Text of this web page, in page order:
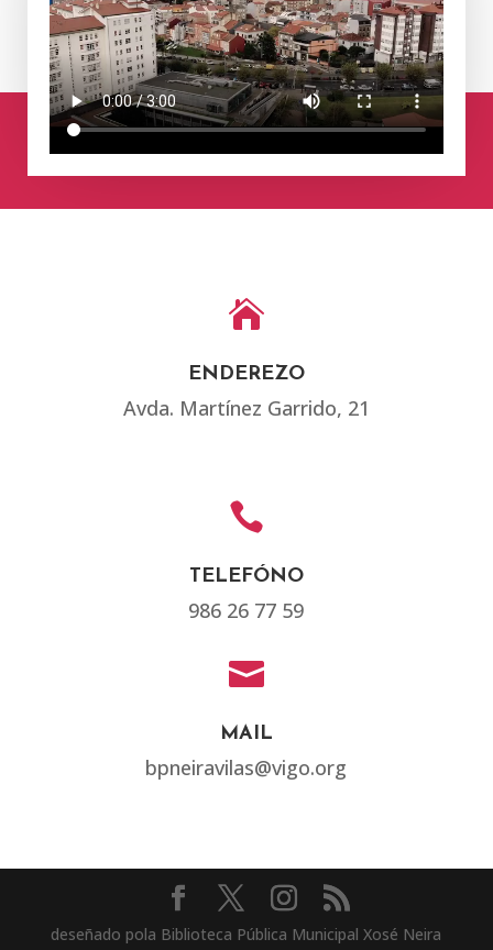

ENDEREZO
Avda. Martínez Garrido, 21

TELEFÓNO
986 26 77 59

MAIL
bpneiravilas@vigo.org
deseñado pola Biblioteca Pública Municipal Xosé Neira